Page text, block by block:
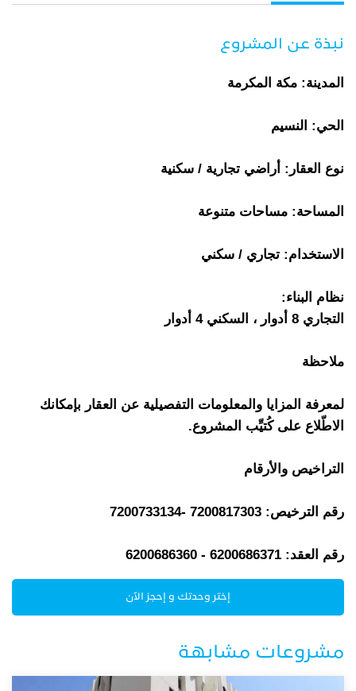
نبذة عن المشروع
المدينة: مكة المكرمة
الحي: النسيم
نوع العقار: أراضي تجارية / سكنية
المساحة: مساحات متنوعة
الاستخدام: تجاري / سكني
نظام البناء:
التجاري 8 أدوار ، السكني 4 أدوار
ملاحظة
لمعرفة المزايا والمعلومات التفصيلية عن العقار بإمكانك
الاطّلاع على كُتيِّب المشروع.
التراخيص والأرقام
رقم الترخيص: 7200817303 -7200733134
رقم العقد: 6200686371 - 6200686360
إختر وحدتك و إحجز الآن
مشروعات مشابهة